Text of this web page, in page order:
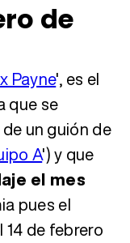
Tráiler Oficial en VOSE 'The Audacity'
Tráiler en español 'Outcome' (2026)
de
Payne', es el
que se
un guión de
A') y que
el mes
pues el
de febrero